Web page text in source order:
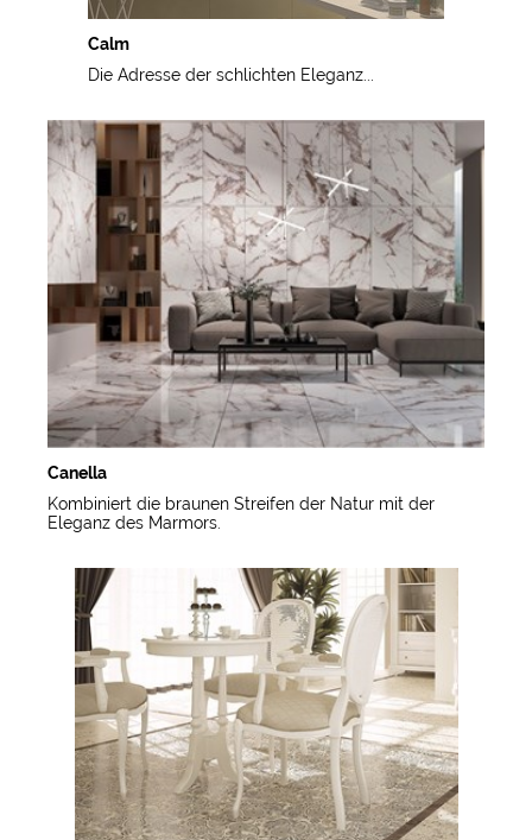
Calm
Die Adresse der schlichten Eleganz...
Canella
Kombiniert die braunen Streifen der Natur mit der
Eleganz des Marmors.